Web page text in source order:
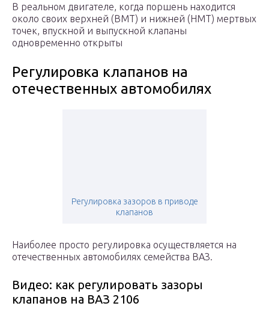
В реальном двигателе, когда поршень находится
около своих верхней (ВМТ) и нижней (НМТ) мертвых
точек, впускной и выпускной клапаны
одновременно открыты
Регулировка клапанов на
отечественных автомобилях
Регулировка зазоров в приводе
клапанов
Наиболее просто регулировка осуществляется на
отечественных автомобилях семейства ВАЗ.
Видео: как регулировать зазоры
клапанов на ВАЗ 2106